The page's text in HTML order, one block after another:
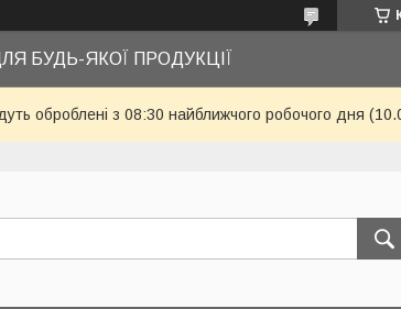
БУДЬ-ЯКОЇ ПРОДУКЦІЇ
оброблені з 08:30 найближчого робочого дня